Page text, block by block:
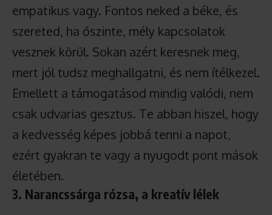
empatikus vagy. Fontos neked a béke, és
szereted, ha őszinte, mély kapcsolatok
vesznek körül. Sokan azért keresnek meg,
mert jól tudsz meghallgatni, és nem ítélkezel.
Emellett a támogatásod mindig valódi, nem
csak udvarias gesztus. Te abban hiszel, hogy
a kedvesség képes jobbá tenni a napot,
ezért gyakran te vagy a nyugodt pont mások
életében.
3. Narancssárga rózsa, a kreatív lélek